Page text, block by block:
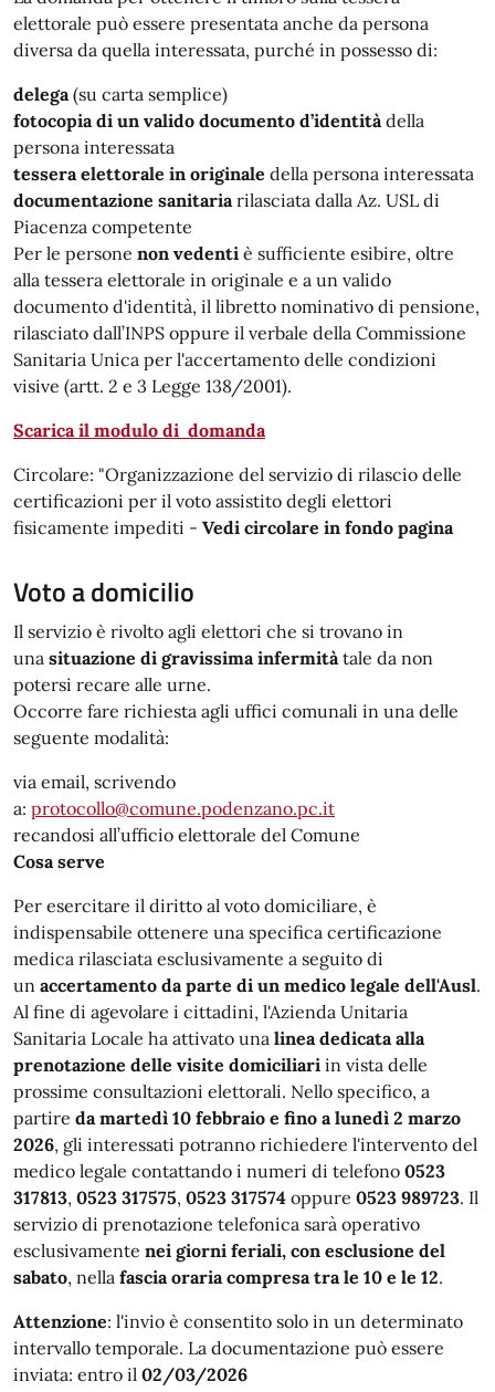
elettorale può essere presentata anche da persona
diversa da quella interessata, purché in possesso di:
delega (su carta semplice)
fotocopia di un valido documento d’identità della
persona interessata
tessera elettorale in originale della persona interessata
documentazione sanitaria rilasciata dalla Az. USL di
Piacenza competente
Per le persone non vedenti è sufficiente esibire, oltre
alla tessera elettorale in originale e a un valido
documento d'identità, il libretto nominativo di pensione,
rilasciato dall’INPS oppure il verbale della Commissione
Sanitaria Unica per l'accertamento delle condizioni
visive (artt. 2 e 3 Legge 138/2001).
Scarica il modulo di domanda
Circolare: "Organizzazione del servizio di rilascio delle
certificazioni per il voto assistito degli elettori
fisicamente impediti - Vedi circolare in fondo pagina
Voto a domicilio
Il servizio è rivolto agli elettori che si trovano in
una situazione di gravissima infermità tale da non
potersi recare alle urne.
Occorre fare richiesta agli uffici comunali in una delle
seguente modalità:
via email, scrivendo
a: protocollo@comune.podenzano.pc.it
recandosi all’ufficio elettorale del Comune
Cosa serve
Per esercitare il diritto al voto domiciliare, è
indispensabile ottenere una specifica certificazione
medica rilasciata esclusivamente a seguito di
un accertamento da parte di un medico legale dell'Ausl.
Al fine di agevolare i cittadini, l'Azienda Unitaria
Sanitaria Locale ha attivato una linea dedicata alla
prenotazione delle visite domiciliari in vista delle
prossime consultazioni elettorali. Nello specifico, a
partire da martedì 10 febbraio e fino a lunedì 2 marzo
2026, gli interessati potranno richiedere l'intervento del
medico legale contattando i numeri di telefono 0523
317813, 0523 317575, 0523 317574 oppure 0523 989723. Il
servizio di prenotazione telefonica sarà operativo
esclusivamente nei giorni feriali, con esclusione del
sabato, nella fascia oraria compresa tra le 10 e le 12.
Attenzione: l'invio è consentito solo in un determinato
intervallo temporale. La documentazione può essere
inviata: entro il 02/03/2026